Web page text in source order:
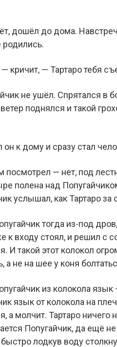
дошёл до дома.
родились.
кричит, — Тартаро тебя
не ушёл. Спрятался в
поднялся и такой
к дому и сразу стал
посмотрел — нет, под
полена над
услышал, как Тартаро за
тогда из-под
к входу стоял, и решил с
И такой этот колокол
а не на шее у коня
из колокола
язык от колокола на
а молчит. Тартаро
Попугайчик, да ещё
лодкув воду